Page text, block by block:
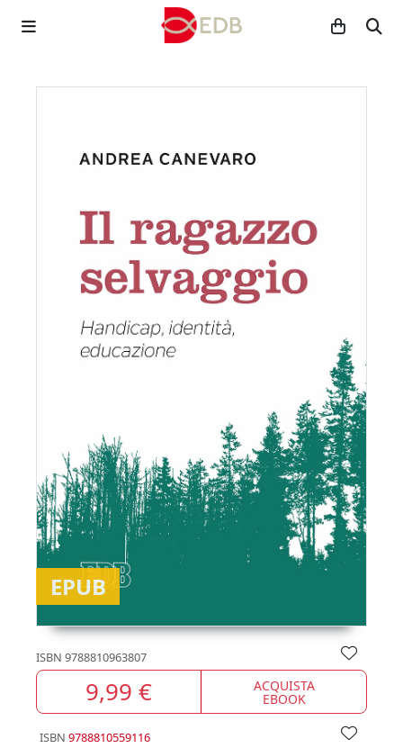
EPUB
ISBN 9788810963807
9,99 € ACQUISTA
EBOOK
ISBN 9788810559116